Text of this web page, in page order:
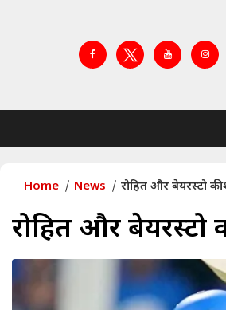
Home News रोहित और बेयरस्टो की
रोहित और बेयरस्टो